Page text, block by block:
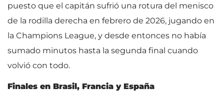
puesto que el capitán sufrió una rotura del menisco
de la rodilla derecha en febrero de 2026, jugando en
la Champions League, y desde entonces no había
sumado minutos hasta la segunda final cuando
volvió con todo.
Finales en Brasil, Francia y España